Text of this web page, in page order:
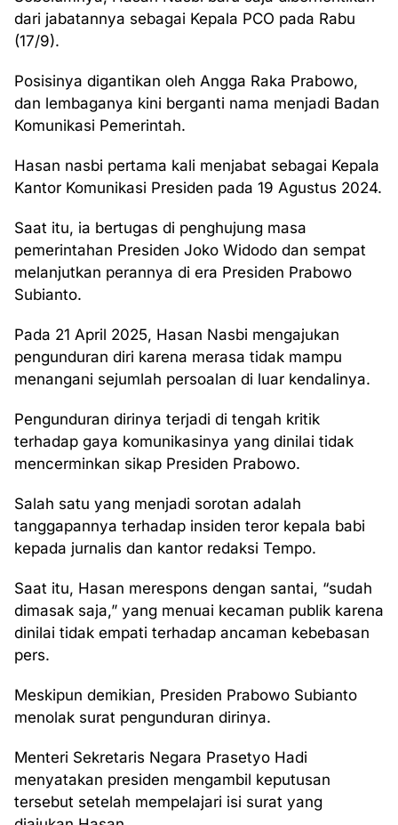
dari jabatannya sebagai Kepala PCO pada Rabu
(17/9).
Posisinya digantikan oleh Angga Raka Prabowo,
dan lembaganya kini berganti nama menjadi Badan
Komunikasi Pemerintah.
Hasan nasbi pertama kali menjabat sebagai Kepala
Kantor Komunikasi Presiden pada 19 Agustus 2024.
Saat itu, ia bertugas di penghujung masa
pemerintahan Presiden Joko Widodo dan sempat
melanjutkan perannya di era Presiden Prabowo
Subianto.
Pada 21 April 2025, Hasan Nasbi mengajukan
pengunduran diri karena merasa tidak mampu
menangani sejumlah persoalan di luar kendalinya.
Pengunduran dirinya terjadi di tengah kritik
terhadap gaya komunikasinya yang dinilai tidak
mencerminkan sikap Presiden Prabowo.
Salah satu yang menjadi sorotan adalah
tanggapannya terhadap insiden teror kepala babi
kepada jurnalis dan kantor redaksi Tempo.
Saat itu, Hasan merespons dengan santai, “sudah
dimasak saja,” yang menuai kecaman publik karena
dinilai tidak empati terhadap ancaman kebebasan
pers.
Meskipun demikian, Presiden Prabowo Subianto
menolak surat pengunduran dirinya.
Menteri Sekretaris Negara Prasetyo Hadi
menyatakan presiden mengambil keputusan
tersebut setelah mempelajari isi surat yang